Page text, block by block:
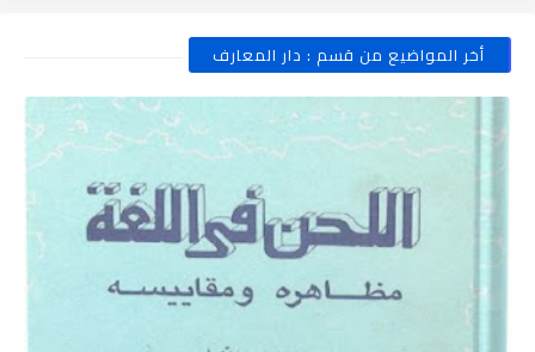
أخر المواضيع من قسم : دار المعارف